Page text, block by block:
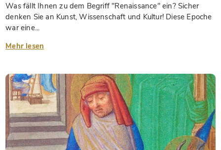
Was fällt Ihnen zu dem Begriff "Renaissance" ein? Sicher
denken Sie an Kunst, Wissenschaft und Kultur! Diese Epoche
war eine...
Mehr lesen